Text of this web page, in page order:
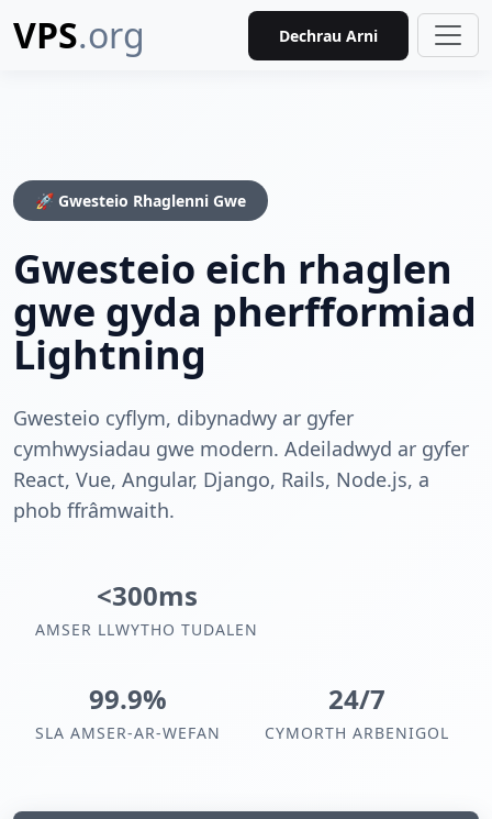
VPS.org Dechrau Arni
🚀 Gwesteio Rhaglenni Gwe
Gwesteio eich rhaglen
gwe gyda pherfformiad
Lightning
Gwesteio cyflym, dibynadwy ar gyfer
cymhwysiadau gwe modern. Adeiladwyd ar gyfer
React, Vue, Angular, Django, Rails, Node.js, a
phob ffrâmwaith.
<300ms
AMSER LLWYTHO TUDALEN
99.9%
SLA AMSER-AR-WEFAN
24/7
CYMORTH ARBENIGOL